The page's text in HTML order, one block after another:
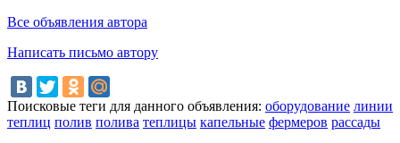
Все объявления автора
Написать письмо автору
Поисковые теги для данного объявления: оборудование линии
теплиц полив полива теплицы капельные фермеров рассады